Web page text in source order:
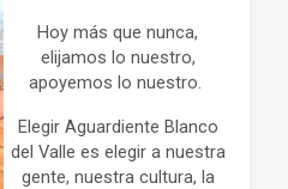
Hoy más que nunca,
elijamos lo nuestro,
apoyemos lo nuestro.
Elegir Aguardiente Blanco
del Valle es elegir a nuestra
gente, nuestra cultura, la